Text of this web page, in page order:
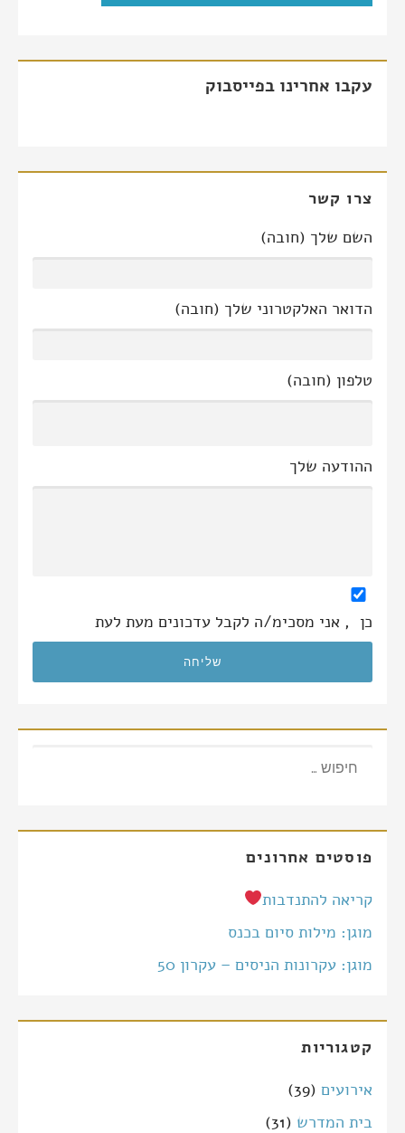
עקבו אחרינו בפייסבוק
צרו קשר
השם שלך (חובה)
הדואר האלקטרוני שלך (חובה)
טלפון (חובה)
ההודעה שלך
כן , אני מסכימ/ה לקבל עדכונים מעת לעת
פוסטים אחרונים
קריאה להתנדבות
מוגן: מילות סיום בכנס
מוגן: עקרונות הניסים – עקרון 50
קטגוריות
אירועים (39)
בית המדרש (31)